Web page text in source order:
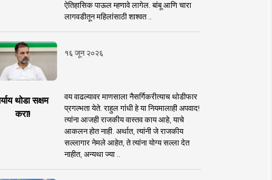
ऐतिहासिक पाऊल म्हणावे लागेल. बांबू आणि चारा
लागवडीतून महिलांसाठी शाश्वत ..
१६ जून २०२६
थोडा सक्षम
करा!
वय वाढल्यावर माणसाला नैसर्गिकरीत्याच थोडीफार
प्रगल्भता येते. राहुल गांधी हे या नियमालाही अपवाद!
त्यांना आजही राजकीय वास्तव काय आहे, याचे
आकलन होत नाही. अर्थात, त्यांनी जे राजकीय
सल्लागार नेमले आहेत, ते त्यांना योग्य सल्ला देत
नाहीत, अन्यथा ज्या ..